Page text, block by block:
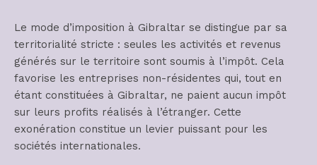
Le mode d’imposition à Gibraltar se distingue par sa
territorialité stricte : seules les activités et revenus
générés sur le territoire sont soumis à l’impôt. Cela
favorise les entreprises non-résidentes qui, tout en
étant constituées à Gibraltar, ne paient aucun impôt
sur leurs profits réalisés à l’étranger. Cette
exonération constitue un levier puissant pour les
sociétés internationales.